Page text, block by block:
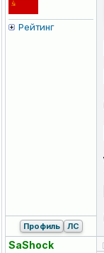
Рейтинг
Профиль ЛС
SaShock